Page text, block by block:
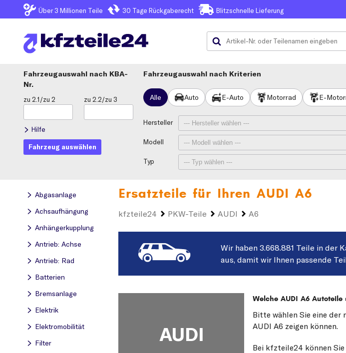
Über 3 Millionen Teile 30 Tage Rückgaberecht Blitzschnelle Lieferung
Fahrzeugauswahl
KBA-
Nr.
zu 2.1/zu 2 zu 2.2/zu 3
Hilfe
Fahrzeug auswählen
Fahrzeugauswahl nach Kriterien
Alle Auto E-Auto Motorrad E-
Hersteller
Modell
Typ
Abgasanlage
Achsaufhängung
Anhängerkupplung
Antrieb: Achse
Antrieb: Rad
Batterien
Bremsanlage
Elektrik
Elektromobilität
Filter
Ersatzteile für Ihren AUDI A6
kfzteile24 PKW-Teile AUDI A6
Wir haben 3.668.881 Teile in der
aus, damit wir Ihnen passende
AUDI
Welche AUDI A6 Autoteile
Bitte wählen Sie eine
AUDI A6 zeigen können.
Bei kfzteile24 können